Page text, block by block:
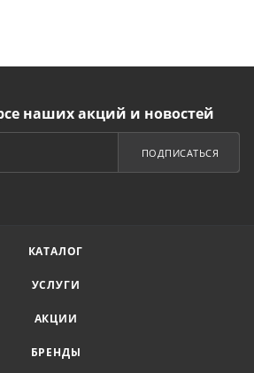
наших акций и новостей
ПОДПИСАТЬСЯ
КАТАЛОГ
УСЛУГИ
АКЦИИ
БРЕНДЫ